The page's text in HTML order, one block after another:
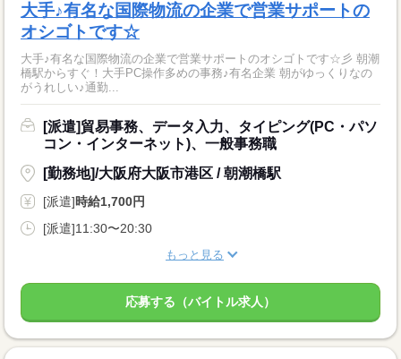
大手♪有名な国際物流の企業で営業サポートの
オシゴトです☆
大手♪有名な国際物流の企業で営業サポートのオシゴトです☆彡 朝潮
橋駅からすぐ！大手PC操作多めの事務♪有名企業 朝がゆっくりなの
がうれしい♪通勤...
[派遣]貿易事務、データ入力、タイピング(PC・パソ
コン・インターネット)、一般事務職
[勤務地]/大阪府大阪市港区 / 朝潮橋駅
[派遣]時給1,700円
[派遣]11:30〜20:30
もっと見る
応募する（バイトル求人）